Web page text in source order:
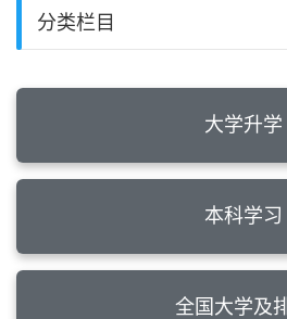
分类栏目
大学升学
本科学习
全国大学及